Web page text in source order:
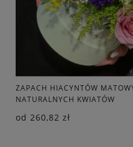
ZAPACH HIACYNTÓW
NATURALNYCH KWIATÓW
od 260,82 zł